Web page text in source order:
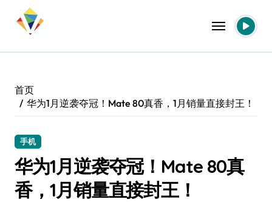
首页
华为1月逆袭夺冠！Mate 80真香，1月销量直接封王！
手机
华为1月逆袭夺冠！Mate 80真
香，1月销量直接封王！